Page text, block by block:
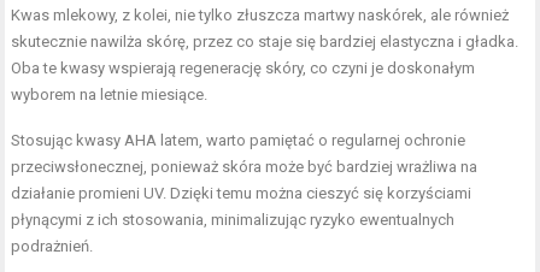
Kwas mlekowy, z kolei, nie tylko złuszcza martwy naskórek, ale również
skutecznie nawilża skórę, przez co staje się bardziej elastyczna i gładka.
Oba te kwasy wspierają regenerację skóry, co czyni je doskonałym
wyborem na letnie miesiące.
Stosując kwasy AHA latem, warto pamiętać o regularnej ochronie
przeciwsłonecznej, ponieważ skóra może być bardziej wrażliwa na
działanie promieni UV. Dzięki temu można cieszyć się korzyściami
płynącymi z ich stosowania, minimalizując ryzyko ewentualnych
podrażnień.